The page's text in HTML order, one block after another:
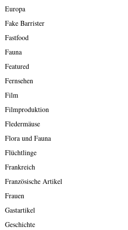
Europa
Fake Barrister
Fastfood
Fauna
Featured
Fernsehen
Film
Filmproduktion
Fledermäuse
Flora und Fauna
Flüchtlinge
Frankreich
Französische Artikel
Frauen
Gastartikel
Geschichte